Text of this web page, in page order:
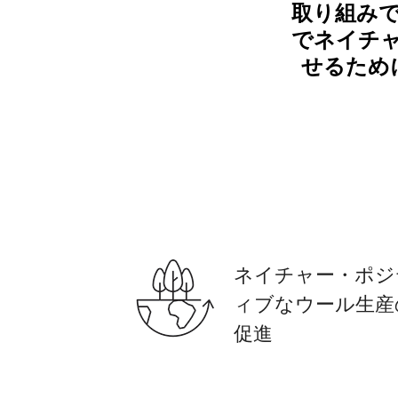
取り組み
でネイチ
せるため
ネイチャー・ポ
ィブなウール生
促進